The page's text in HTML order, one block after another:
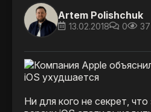
Artem Polishchuk
13.02.2018 0
Ни для кого не секрет,